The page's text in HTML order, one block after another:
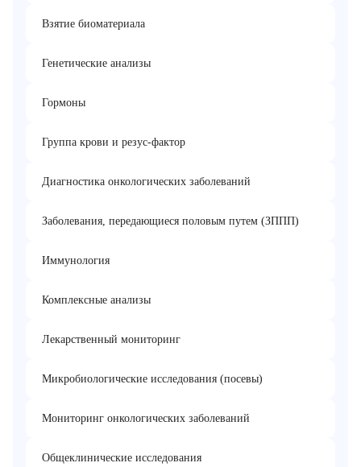
Взятие биоматериала
Генетические анализы
Гормоны
Группа крови и резус-фактор
Диагностика онкологических заболеваний
Заболевания, передающиеся половым путем (ЗППП)
Иммунология
Комплексные анализы
Лекарственный мониторинг
Микробиологические исследования (посевы)
Мониторинг онкологических заболеваний
Общеклинические исследования